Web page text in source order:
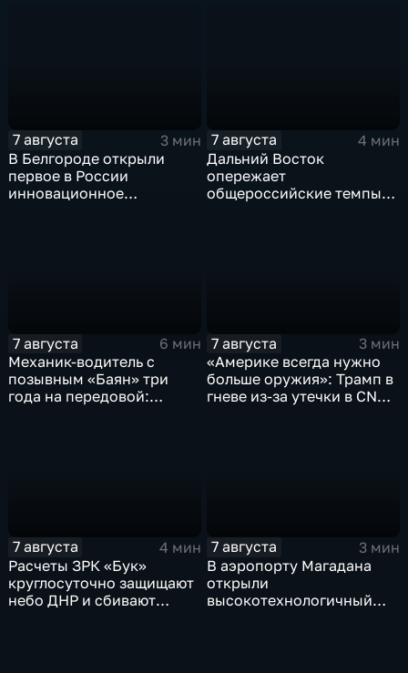
7 августа
3 мин
В Белгороде открыли
первое в России
инновационное
7 августа
4 мин
Дальний Восток
опережает
общероссийские темпы
7 августа
6 мин
Механик-водитель с
позывным «Баян» три
года на передовой:
7 августа
3 мин
«Америке всегда нужно
больше оружия»: Трамп в
гневе из-за утечки в CNN
7 августа
4 мин
Расчеты ЗРК «Бук»
круглосуточно защищают
небо ДНР и сбивают
7 августа
3 мин
В аэропорту Магадана
открыли
высокотехнологичный